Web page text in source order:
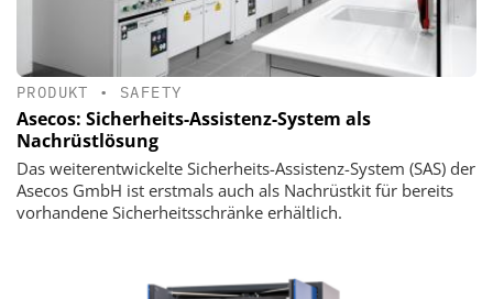
PRODUKT • SAFETY
Asecos: Sicherheits-Assistenz-System als
Nachrüstlösung
Das weiterentwickelte Sicherheits-Assistenz-System (SAS) der
Asecos GmbH ist erstmals auch als Nachrüstkit für bereits
vorhandene Sicherheitsschränke erhältlich.